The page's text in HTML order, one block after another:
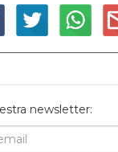
newsletter: